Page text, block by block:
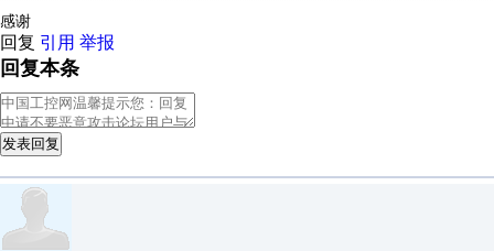
感谢
回复 引用 举报
回复本条
发表回复